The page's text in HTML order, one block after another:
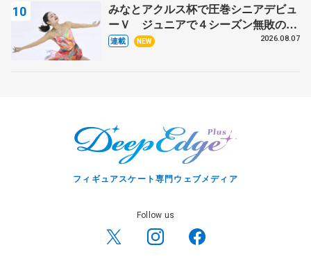
みなとアクルス杯で圧巻シニアデビュ
ーＶ ジュニアで４シーズン無敗の島
田麻央
連載 NEW 2026.08.07
フィギュアスケート専門ウェブメディア
Follow us